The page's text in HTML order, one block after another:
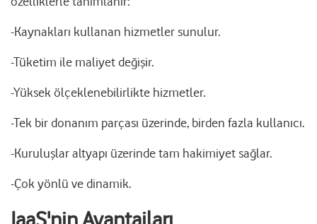
-Kaynakları kullanan hizmetler sunulur.
-Tüketim ile maliyet değişir.
-Yüksek ölçeklenebilirlikte hizmetler.
-Tek bir donanım parçası üzerinde, birden fazla kullanıcı.
-Kuruluşlar altyapı üzerinde tam hakimiyet sağlar.
-Çok yönlü ve dinamik.